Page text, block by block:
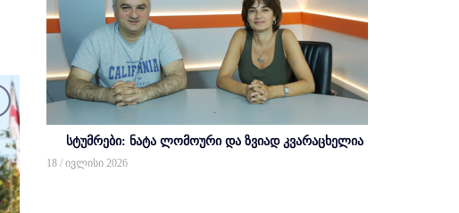
სტუმრები: ნატა ლომოური და ზვიად კვარაცხელია
18 / ივლისი 2026